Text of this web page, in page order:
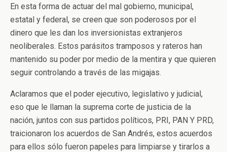
En esta forma de actuar del mal gobierno, municipal,
estatal y federal, se creen que son poderosos por el
dinero que les dan los inversionistas extranjeros
neoliberales. Estos parásitos tramposos y rateros han
mantenido su poder por medio de la mentira y que quieren
seguir controlando a través de las migajas.
Aclaramos que el poder ejecutivo, legislativo y judicial,
eso que le llaman la suprema corte de justicia de la
nación, juntos con sus partidos políticos, PRI, PAN Y PRD,
traicionaron los acuerdos de San Andrés, estos acuerdos
para ellos sólo fueron papeles para limpiarse y tirarlos a